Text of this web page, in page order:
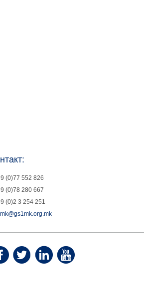
(0)77 552 826
(0)78 280 667
(0)2 3 254 251